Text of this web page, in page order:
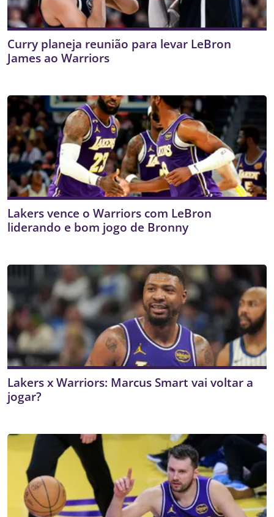
Curry planeja reunião para levar LeBron
James ao Warriors
Lakers vence o Warriors com LeBron
liderando e bom jogo de Bronny
Lakers x Warriors: Marcus Smart vai voltar a
jogar?